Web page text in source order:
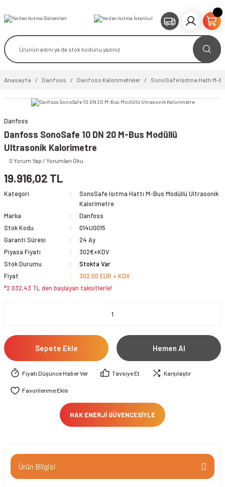
Anasayfa Danfoss Danfoss Kalorimetreler SonoSafe Isıtma Hattı M-
Danfoss
Danfoss SonoSafe 10 DN 20 M-Bus Modüllü
Ultrasonik Kalorimetre
0 Yorum Yap / Yorumları Oku
19.916,02 TL
Kategori
SonoSafe Isıtma Hattı M-Bus Modüllü Ultrasonik
Kalorimetre
Marka
Danfoss
Stok Kodu
014U0015
Garanti Süresi
24 Ay
Piyasa Fiyatı
302€+KDV
Stok Durumu
Stokta Var
Fiyat
302,00 EUR + KDV
*2.032,43 TL den başlayan taksitlerle!
Sepete Ekle Hemen Al
Fiyatı Düşünce Haber Ver Tavsiye Et Karşılaştır
HAK ENERJİ GÜVENCESİYLE
Ürün Bilgisi